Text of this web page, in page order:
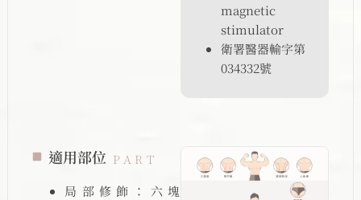
magnetic
stimulator
衛署醫器輸字第
034332號
適用部位 PART
局部修飾：六塊